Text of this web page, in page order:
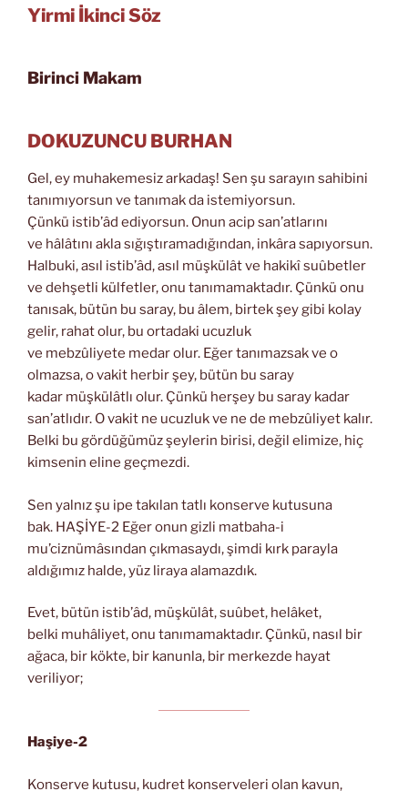
Yirmi İkinci Söz
Birinci Makam
DOKUZUNCU BURHAN
Gel, ey muhakemesiz arkadaş! Sen şu sarayın sahibini
tanımıyorsun ve tanımak da istemiyorsun.
Çünkü istib’âd ediyorsun. Onun acip san’atlarını
ve hâlâtını akla sığıştıramadığından, inkâra sapıyorsun.
Halbuki, asıl istib’âd, asıl müşkülât ve hakikî suûbetler
ve dehşetli külfetler, onu tanımamaktadır. Çünkü onu
tanısak, bütün bu saray, bu âlem, birtek şey gibi kolay
gelir, rahat olur, bu ortadaki ucuzluk
ve mebzûliyete medar olur. Eğer tanımazsak ve o
olmazsa, o vakit herbir şey, bütün bu saray
kadar müşkülâtlı olur. Çünkü herşey bu saray kadar
san’atlıdır. O vakit ne ucuzluk ve ne de mebzûliyet kalır.
Belki bu gördüğümüz şeylerin birisi, değil elimize, hiç
kimsenin eline geçmezdi.
Sen yalnız şu ipe takılan tatlı konserve kutusuna
bak. HAŞİYE-2 Eğer onun gizli matbaha-i
mu’ciznümâsından çıkmasaydı, şimdi kırk parayla
aldığımız halde, yüz liraya alamazdık.
Evet, bütün istib’âd, müşkülât, suûbet, helâket,
belki muhâliyet, onu tanımamaktadır. Çünkü, nasıl bir
ağaca, bir kökte, bir kanunla, bir merkezde hayat
veriliyor;
Haşiye-2
Konserve kutusu, kudret konserveleri olan kavun,